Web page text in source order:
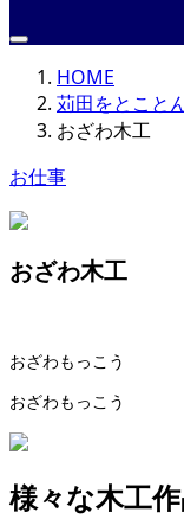
HOME
苅田をとこと
おざわ木工
お仕事
おざわ木工
おざわもっこう
おざわもっこう
様々な木工作